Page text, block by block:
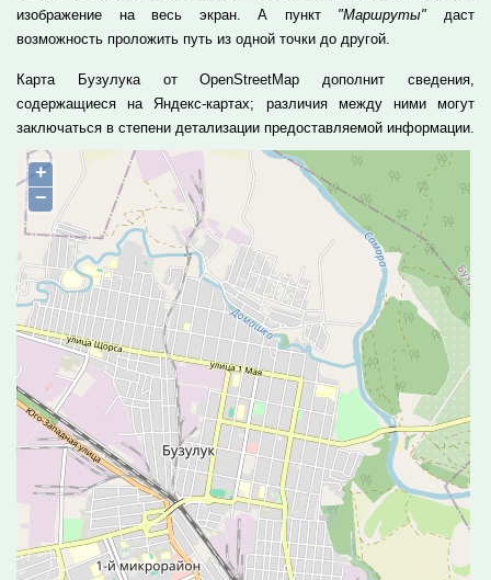
изображение на весь экран. А пункт "Маршруты" даст
возможность проложить путь из одной точки до другой.
Карта Бузулука от OpenStreetMap дополнит сведения,
содержащиеся на Яндекс-картах; различия между ними могут
заключаться в степени детализации предоставляемой информации.
+
−